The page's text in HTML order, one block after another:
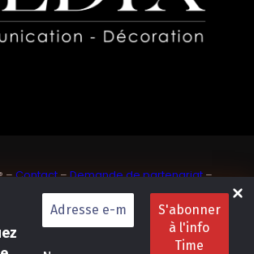
–Contact–Demande de partenariat–
de padel français
– 87 rue de Mireille – 83 150
Conditions